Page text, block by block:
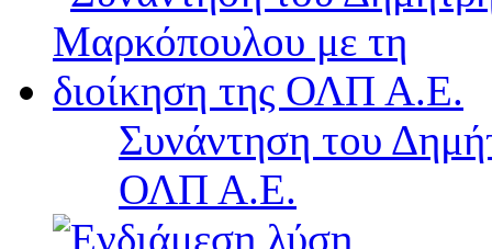
Συνάντηση του
ΟΛΠ Α.Ε.